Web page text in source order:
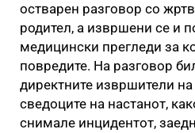
остварен разговор со
родител, а извршени се и
медицински прегледи за
повредите. На разговор
директните извршители
сведоците на настанот,
снимале инцидентот,